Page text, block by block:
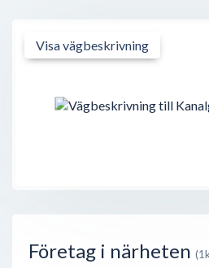
Visa vägbeskrivning
Företag i närheten